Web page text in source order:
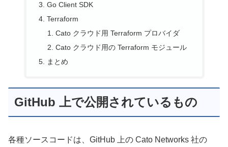
Go Client SDK
Terraform
Cato クラウド用 Terraform プロバイダ
Cato クラウド用の Terraform モジュール
まとめ
GitHub 上で公開されているもの
各種ソースコードは、GitHub 上の Cato Networks 社の